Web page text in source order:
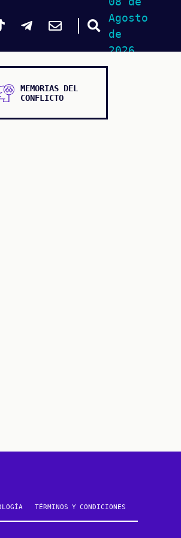
Agosto
de
2026
MEMORIAS DEL
CONFLICTO
TÉRMINOS Y CONDICIONES